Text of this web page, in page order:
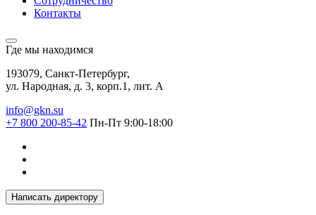
Контакты
Где мы находимся
193079, Санкт-Петербург,
ул. Народная, д. 3, корп.1, лит. А
info@gkn.su
+7 800 200-85-42 Пн-Пт 9:00-18:00
Написать директору